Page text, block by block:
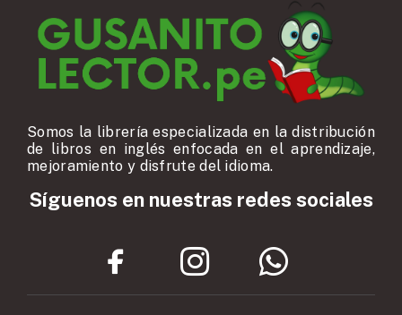
Somos la librería especializada en la distribución
de libros en inglés enfocada en el aprendizaje,
mejoramiento y disfrute del idioma.
Síguenos en nuestras redes sociales